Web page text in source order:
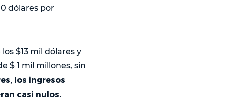
dólares por
$13 mil dólares y
$ 1 mil millones, sin
los ingresos
casi nulos.